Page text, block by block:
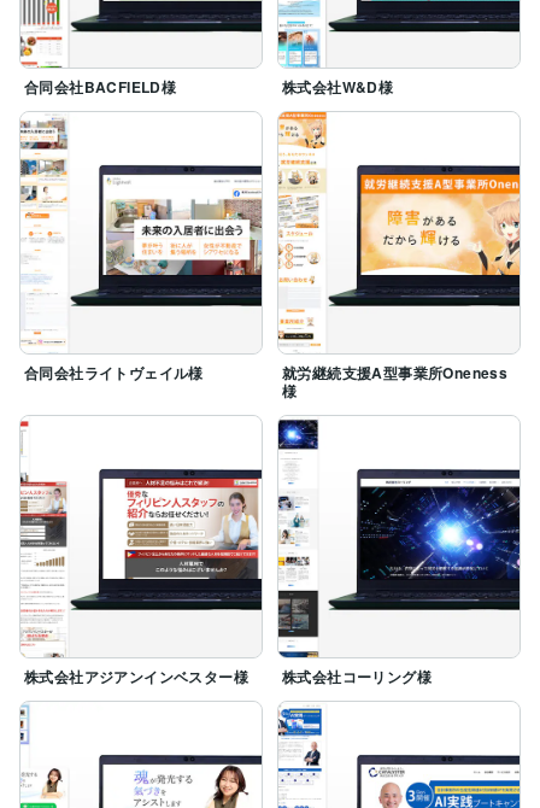
合同会社BACFIELD様 株式会社W&D様
合同会社ライトヴェイル様
就労継続支援A型事業所Oneness
様
株式会社アジアンインベスター様 株式会社コーリング様